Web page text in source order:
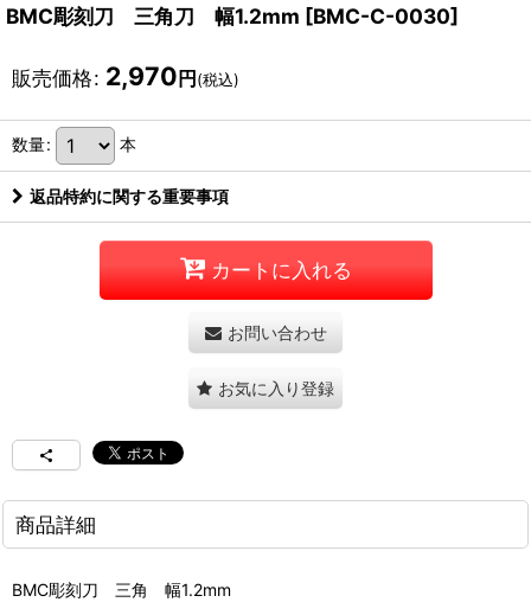
BMC彫刻刀 三角刀 幅1.2mm [BMC-C-0030]
販売価格: 2,970円(税込)
数量: 本
返品特約に関する重要事項
カートに入れる
お問い合わせ
お気に入り登録
商品詳細
BMC彫刻刀 三角 幅1.2mm